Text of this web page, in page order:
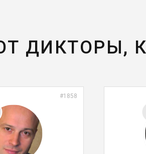
ДИКТОРЫ,
#1858